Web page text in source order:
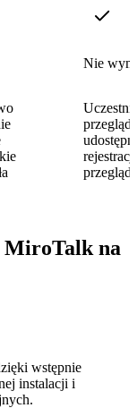
Nie
MiroTalk na
wstępnie
instalacji i